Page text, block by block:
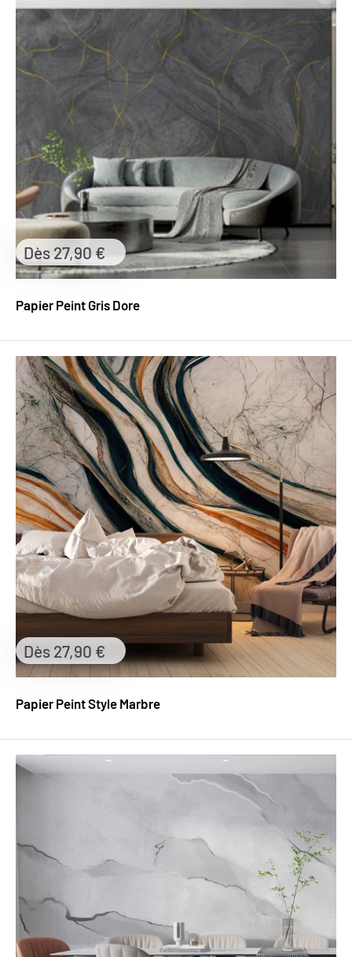
Papier Peint Gris Dore
Prix
réduit
Dès 27,90 €
Papier Peint Style Marbre
Prix
réduit
Dès 27,90 €